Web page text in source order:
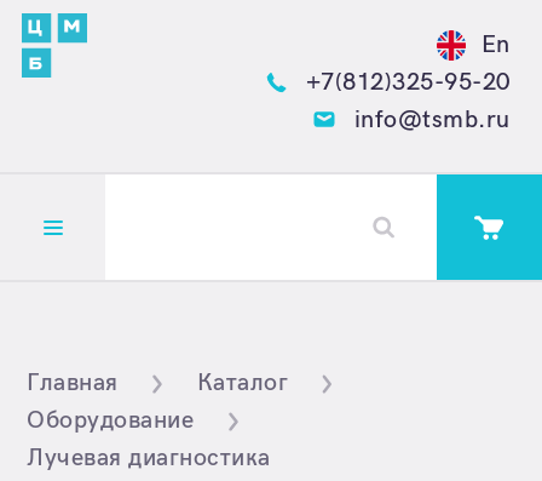
En
+7(812)325-95-20
info@tsmb.ru
Открыть меню
Главная
Каталог
Оборудование
Лучевая диагностика